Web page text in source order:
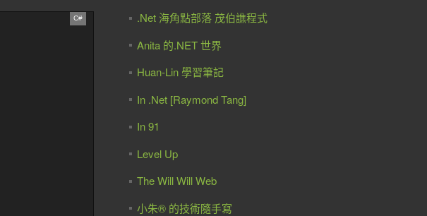
.Net 海角點部落 茂伯譙程式
Anita 的.NET 世界
Huan-Lin 學習筆記
In .Net [Raymond Tang]
In 91
Level Up
The Will Will Web
小朱® 的技術隨手寫